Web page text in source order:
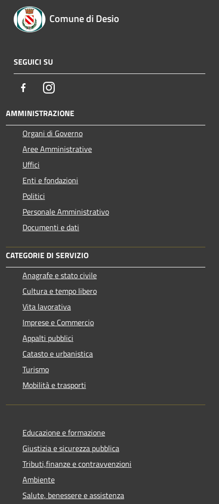
Comune di Desio
SEGUICI SU
FacebookInstagram
AMMINISTRAZIONE
Organi di Governo
Aree Amministrative
Uffici
Enti e fondazioni
Politici
Personale Amministrativo
Documenti e dati
CATEGORIE DI SERVIZIO
Anagrafe e stato civile
Cultura e tempo libero
Vita lavorativa
Imprese e Commercio
Appalti pubblici
Catasto e urbanistica
Turismo
Mobilità e trasporti
Educazione e formazione
Giustizia e sicurezza pubblica
Tributi,finanze e contravvenzioni
Ambiente
Salute, benessere e assistenza